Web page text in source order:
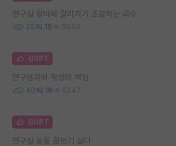
연구실 왕따와 갈라치기 조장하는 교수
26 18 8550
김GPT
연구성과와 학생의 책임
40 18 6247
김GPT
연구실 놈들 꼴보기 싫다